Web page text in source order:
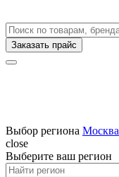
Заказать прайс
Выбор региона Москва
close
Выберите ваш регион